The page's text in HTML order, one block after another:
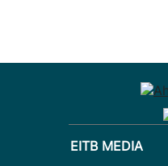
EITB MEDIA